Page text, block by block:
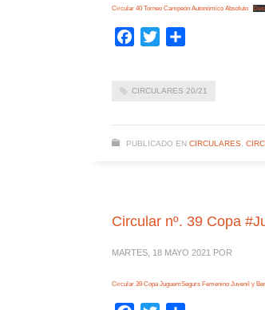
Circular 40 Torneo Campeón Autonómico Absoluto
Facebook
Twitter
CIRCULARES 20/21
PUBLICADO EN CIRCULARES,
Circular nº. 39 Copa
MARTES, 18 MAYO 2021 POR
Circular 39 Copa JuguemSegurs Femenino Juvenil y